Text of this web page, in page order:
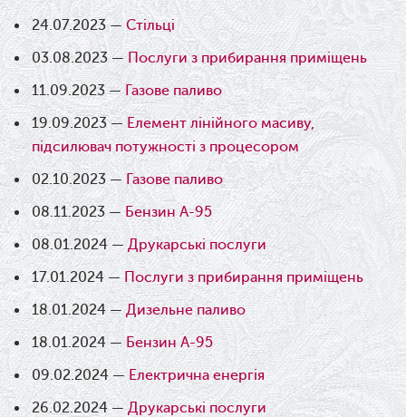
24.07.2023 — Стільці
03.08.2023 —Послуги з прибирання приміщень
11.09.2023 — Газове паливо
19.09.2023 —Елемент лінійного масиву,
підсилювач потужності з процесором
02.10.2023 — Газове паливо
08.11.2023 — Бензин А-95
08.01.2024 — Друкарські послуги
17.01.2024 — Послуги з прибирання приміщень
18.01.2024 —Дизельне паливо
18.01.2024 —Бензин А-95
09.02.2024 —Електрична енергія
26.02.2024 —Друкарські послуги